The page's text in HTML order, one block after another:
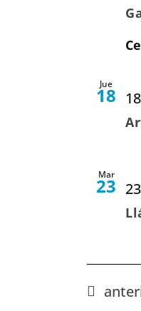
Jue
18
Mar
23